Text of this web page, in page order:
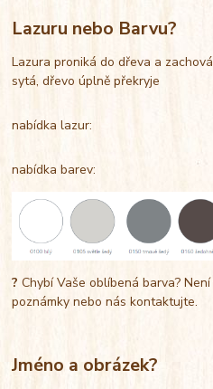
Lazuru nebo Barvu?
Lazura proniká do dřeva a
sytá, dřevo úplně překryje
nabídka lazur:
nabídka barev:
?Chybí Vaše oblíbená barva?
poznámky nebo nás kontaktujte.
Jméno a obrázek?